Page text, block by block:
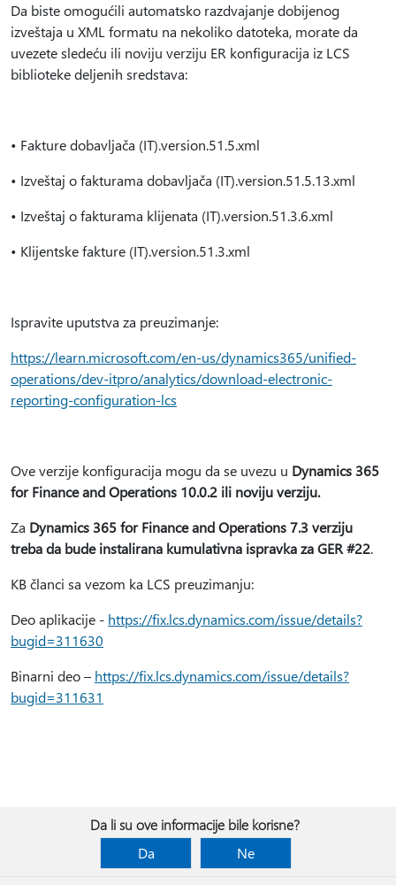
Da biste omogućili automatsko razdvajanje dobijenog
izveštaja u XML formatu na nekoliko datoteka, morate da
uvezete sledeću ili noviju verziju ER konfiguracija iz LCS
biblioteke deljenih sredstava:
• Fakture dobavljača (IT).version.51.5.xml
• Izveštaj o fakturama dobavljača (IT).version.51.5.13.xml
• Izveštaj o fakturama klijenata (IT).version.51.3.6.xml
• Klijentske fakture (IT).version.51.3.xml
Ispravite uputstva za preuzimanje:
https://learn.microsoft.com/en-us/dynamics365/unified-
operations/dev-itpro/analytics/download-electronic-
reporting-configuration-lcs
Ove verzije konfiguracija mogu da se uvezu u Dynamics 365
for Finance and Operations 10.0.2 ili noviju verziju.
Za Dynamics 365 for Finance and Operations 7.3 verziju
treba da bude instalirana kumulativna ispravka za GER #22.
KB članci sa vezom ka LCS preuzimanju:
Deo aplikacije - https://fix.lcs.dynamics.com/issue/details?
bugid=311630
Binarni deo – https://fix.lcs.dynamics.com/issue/details?
bugid=311631
Da li su ove informacije bile korisne?
Da
Ne